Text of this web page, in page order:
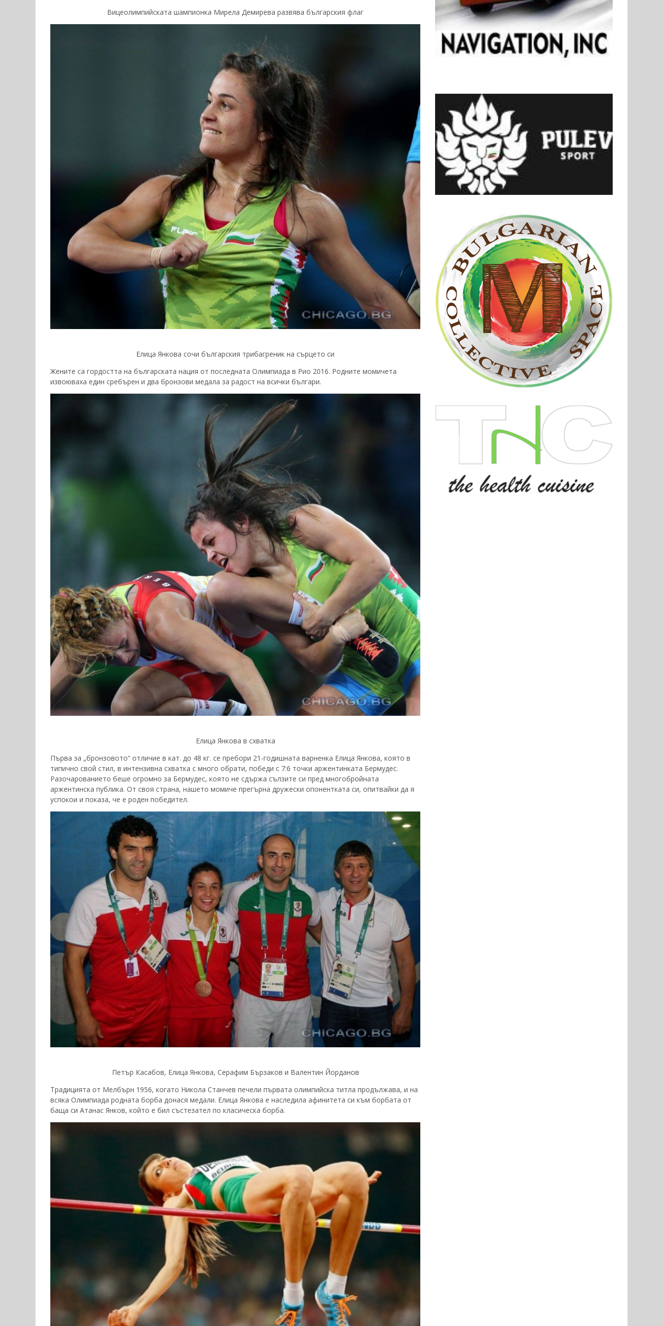
Вицеолимпийската шампионка Мирела Демирева развява българския флаг
Елица Янкова сочи българския трибагреник на сърцето си
Жените са гордостта на българската нация от последната Олимпиада в Рио 2016. Родните момичета
извоюваха един сребърен и два бронзови медала за радост на всички българи.
Елица Янкова в схватка
Първа за „бронзовото“ отличие в кат. до 48 кг. се пребори 21-годишната варненка Елица Янкова, която в
типично свой стил, в интензивна схватка с много обрати, победи с 7:6 точки аржентинката Бермудес.
Разочарованието беше огромно за Бермудес, която не сдържа сълзите си пред многобройната
аржентинска публика. От своя страна, нашето момиче прегърна дружески опонентката си, опитвайки да я
успокои и показа, че е роден победител.
Петър Касабов, Елица Янкова, Серафим Бързаков и Валентин Йорданов
Традицията от Мелбърн 1956, когато Никола Станчев печели първата олимпийска титла продължава, и на
всяка Олимпиада родната борба донася медали. Елица Янкова е наследила афинитета си към борбата от
баща си Атанас Янков, който е бил състезател по класическа борба.